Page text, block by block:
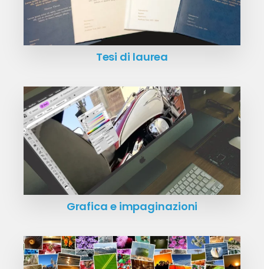
Tesi di laurea
Grafica e impaginazioni